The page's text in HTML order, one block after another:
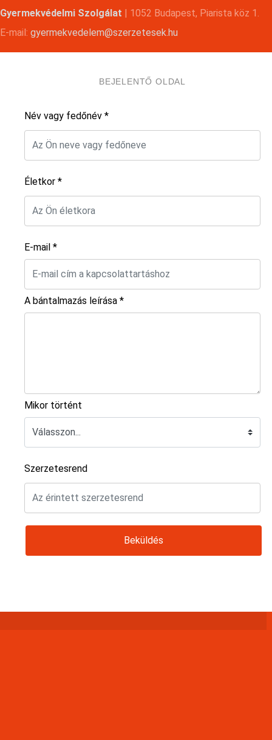
Gyermekvédelmi Szolgálat | 1052 Budapest, Piarista köz 1.
E-mail: gyermekvedelem@szerzetesek.hu
BEJELENTŐ OLDAL
Név vagy fedőnév *
Életkor *
E-mail *
A bántalmazás leírása *
Mikor történt
Szerzetesrend